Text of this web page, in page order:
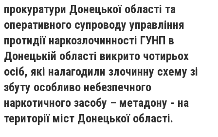
прокуратури Донецької області та
оперативного супроводу управління
протидії наркозлочинності ГУНП в
Донецькій області викрито чотирьох
осіб, які налагодили злочинну схему зі
збуту особливо небезпечного
наркотичного засобу – метадону - на
території міст Донецької області.